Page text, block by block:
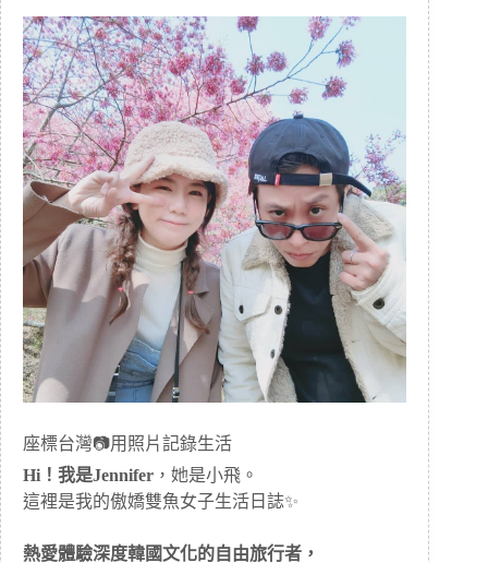
座標台灣📷用照片記錄生活
Hi！我是Jennifer ，她是小飛。
這裡是我的傲嬌雙魚女子生活日誌✨
熱愛體驗深度韓國文化的自由旅行者，